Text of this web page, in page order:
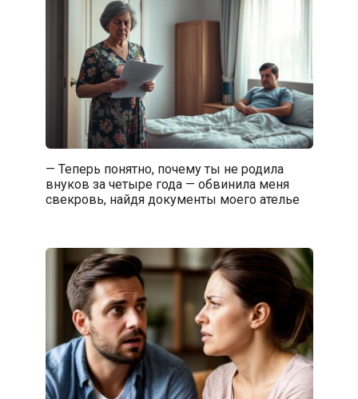
— Теперь понятно, почему ты не родила
внуков за четыре года — обвинила меня
свекровь, найдя документы моего ателье